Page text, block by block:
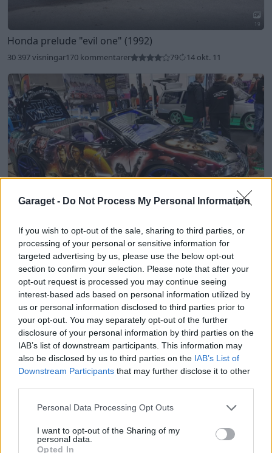
Garaget - Do Not Process My Personal Information
If you wish to opt-out of the sale, sharing to third parties, or
processing of your personal or sensitive information for
targeted advertising by us, please use the below opt-out
section to confirm your selection. Please note that after your
opt-out request is processed you may continue seeing
interest-based ads based on personal information utilized by
us or personal information disclosed to third parties prior to
your opt-out. You may separately opt-out of the further
disclosure of your personal information by third parties on the
IAB’s list of downstream participants. This information may
also be disclosed by us to third parties on the IAB’s List of
Downstream Participants that may further disclose it to other
Personal Data Processing Opt Outs
I want to opt-out of the Sharing of my
personal data.
Opted In
4
Mitsubishi Eclipse spyder gst "Starwarsbilen"(1997)
2 249 visningar 2 11 sept. 18
Volvo 945 tic "v90 breddad"(1997)
23 033 visningar114 kommentarer 25 11 sept. 18
Rekommenderade bilar
281
16 sept. 11